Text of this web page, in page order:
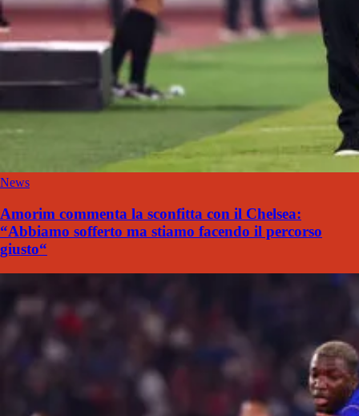
News
Amorim commenta la sconfitta con il Chelsea:
“Abbiamo sofferto ma stiamo facendo il percorso
giusto“